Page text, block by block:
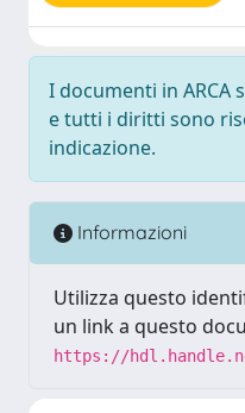
I documenti in
e tutti i diritti sono
indicazione.
Informazioni
Utilizza questo
un link a questo
https://